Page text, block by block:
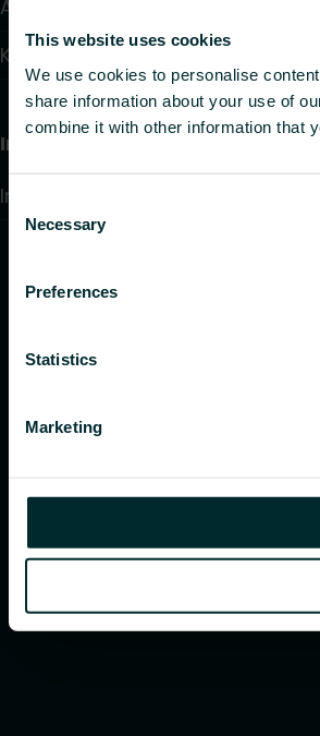
This website uses cookies
We use cookies to personalise
share information about your use of
combine it with other information that
Selection
Necessary
Preferences
Statistics
Marketing
Återförsäljare
Kontakt
Information
Integritetspolicy